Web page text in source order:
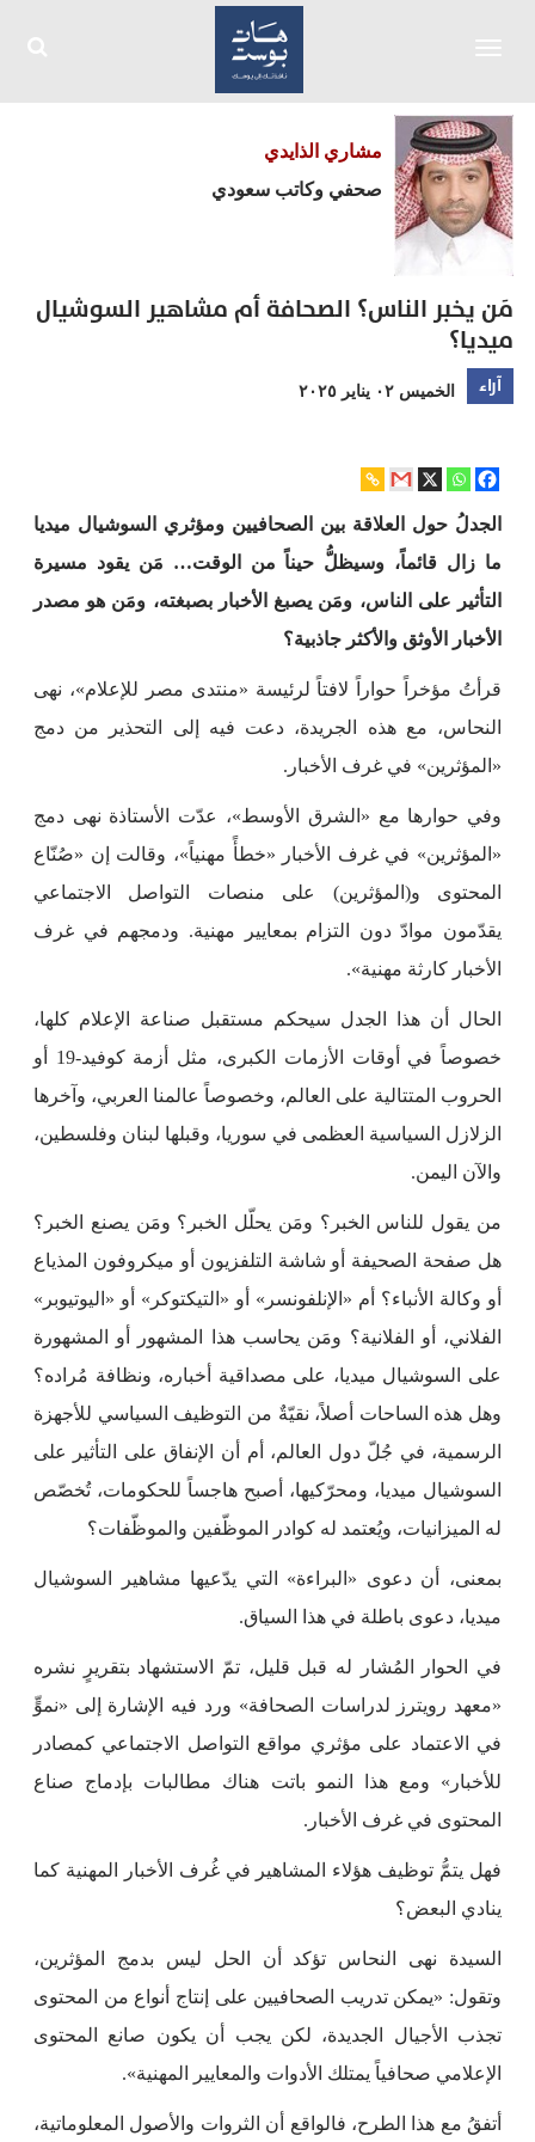
مشاري الذايدي
صحفي وكاتب سعودي
مَن يخبر الناس؟ الصحافة أم مشاهير السوشيال
ميديا؟
آراء الخميس ٠٢ يناير ٢٠٢٥
الجدلُ حول العلاقة بين الصحافيين ومؤثري السوشيال ميديا
ما زال قائماً، وسيظلُّ حيناً من الوقت… مَن يقود مسيرة
التأثير على الناس، ومَن يصبغ الأخبار بصبغته، ومَن هو مصدر
الأخبار الأوثق والأكثر جاذبية؟
قرأتُ مؤخراً حواراً لافتاً لرئيسة «منتدى مصر للإعلام»، نهى
النحاس، مع هذه الجريدة، دعت فيه إلى التحذير من دمج
«المؤثرين» في غرف الأخبار.
وفي حوارها مع «الشرق الأوسط»، عدّت الأستاذة نهى دمج
«المؤثرين» في غرف الأخبار «خطأً مهنياً»، وقالت إن «صُنّاع
المحتوى و(المؤثرين) على منصات التواصل الاجتماعي
يقدّمون موادّ دون التزام بمعايير مهنية. ودمجهم في غرف
الأخبار كارثة مهنية».
الحال أن هذا الجدل سيحكم مستقبل صناعة الإعلام كلها،
خصوصاً في أوقات الأزمات الكبرى، مثل أزمة كوفيد-19 أو
الحروب المتتالية على العالم، وخصوصاً عالمنا العربي، وآخرها
الزلازل السياسية العظمى في سوريا، وقبلها لبنان وفلسطين،
والآن اليمن.
من يقول للناس الخبر؟ ومَن يحلّل الخبر؟ ومَن يصنع الخبر؟
هل صفحة الصحيفة أو شاشة التلفزيون أو ميكروفون المذياع
أو وكالة الأنباء؟ أم «الإنلفونسر» أو «التيكتوكر» أو «اليوتيوبر»
الفلاني، أو الفلانية؟ ومَن يحاسب هذا المشهور أو المشهورة
على السوشيال ميديا، على مصداقية أخباره، ونظافة مُراده؟
وهل هذه الساحات أصلاً، نقيّةٌ من التوظيف السياسي للأجهزة
الرسمية، في جُلّ دول العالم، أم أن الإنفاق على التأثير على
السوشيال ميديا، ومحرّكيها، أصبح هاجساً للحكومات، تُخصّص
له الميزانيات، ويُعتمد له كوادر الموظّفين والموظّفات؟
بمعنى، أن دعوى «البراءة» التي يدّعيها مشاهير السوشيال
ميديا، دعوى باطلة في هذا السياق.
في الحوار المُشار له قبل قليل، تمّ الاستشهاد بتقريرٍ نشره
«معهد رويترز لدراسات الصحافة» ورد فيه الإشارة إلى «نموٍّ
في الاعتماد على مؤثري مواقع التواصل الاجتماعي كمصادر
للأخبار» ومع هذا النمو باتت هناك مطالبات بإدماج صناع
المحتوى في غرف الأخبار.
فهل يتمُّ توظيف هؤلاء المشاهير في غُرف الأخبار المهنية كما
ينادي البعض؟
السيدة نهى النحاس تؤكد أن الحل ليس بدمج المؤثرين،
وتقول: «يمكن تدريب الصحافيين على إنتاج أنواع من المحتوى
تجذب الأجيال الجديدة، لكن يجب أن يكون صانع المحتوى
الإعلامي صحافياً يمتلك الأدوات والمعايير المهنية».
أتفقُ مع هذا الطرح، فالواقع أن الثروات والأصول المعلوماتية،